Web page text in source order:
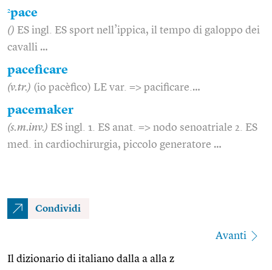
2pace
() ES ingl. ES sport nell’ippica, il tempo di galoppo dei
cavalli …
paceficare
(v.tr.) (io pacèfico) LE var. => pacificare.…
pacemaker
(s.m.inv.) ES ingl. 1. ES anat. => nodo senoatriale 2. ES
med. in cardiochirurgia, piccolo generatore …
Condividi
Avanti
Il dizionario di italiano dalla a alla z